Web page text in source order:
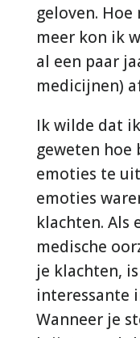
geloven.
meer kon ik
al een paar
medicijnen)
Ik wilde dat
geweten
emoties te
emoties
klachten. Als
medische
je klachten,
interessante
Wanneer je